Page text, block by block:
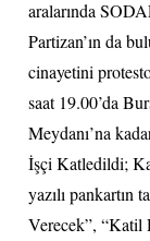
aralarında
Partizan’ın da
cinayetini
saat 19.00’da
Meydanı’na
İşçi Katledildi;
yazılı pankartın
Verecek”, “Katil